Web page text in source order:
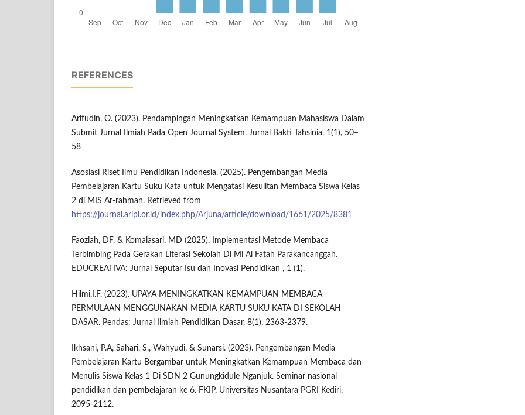
REFERENCES
Arifudin, O. (2023). Pendampingan Meningkatkan Kemampuan Mahasiswa Dalam
Submit Jurnal Ilmiah Pada Open Journal System. Jurnal Bakti Tahsinia, 1(1), 50–
58
Asosiasi Riset Ilmu Pendidikan Indonesia. (2025). Pengembangan Media
Pembelajaran Kartu Suku Kata untuk Mengatasi Kesulitan Membaca Siswa Kelas
2 di MIS Ar-rahman. Retrieved from
https://journal.aripi.or.id/index.php/Arjuna/article/download/1661/2025/8381
Faoziah, DF, & Komalasari, MD (2025). Implementasi Metode Membaca
Terbimbing Pada Gerakan Literasi Sekolah Di Mi Al Fatah Parakancanggah.
EDUCREATIVA: Jurnal Seputar Isu dan Inovasi Pendidikan , 1 (1).
Hilmi,I.F. (2023). UPAYA MENINGKATKAN KEMAMPUAN MEMBACA
PERMULAAN MENGGUNAKAN MEDIA KARTU SUKU KATA DI SEKOLAH
DASAR. Pendas: Jurnal Ilmiah Pendidikan Dasar, 8(1), 2363-2379.
Ikhsani, P.A, Sahari, S., Wahyudi, & Sunarsi. (2023). Pengembangan Media
Pembelajaran Kartu Bergambar untuk Meningkatkan Kemampuan Membaca dan
Menulis Siswa Kelas 1 Di SDN 2 Gunungkidule Nganjuk. Seminar nasional
pendidikan dan pembelajaran ke 6. FKIP, Universitas Nusantara PGRI Kediri.
2095-2112.